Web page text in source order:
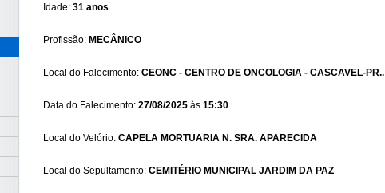
Idade: 31 anos
Profissão: MECÂNICO
Local do Falecimento: CEONC - CENTRO DE ONCOLOGIA - CASCAVEL-PR..
Data do Falecimento: 27/08/2025 às 15:30
Local do Velório: CAPELA MORTUARIA N. SRA. APARECIDA
Local do Sepultamento: CEMITÉRIO MUNICIPAL JARDIM DA PAZ